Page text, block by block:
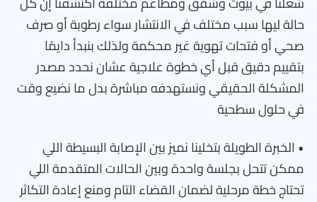
حالة ليها سبب مختلف في الانتشار سواء رطوبة أو صرف
صحي أو فتحات تهوية غير محكمة ولذلك بنبدأ دايمًا
بتقييم دقيق قبل أي خطوة علاجية عشان نحدد مصدر
المشكلة الحقيقي ونستهدفه مباشرة بدل ما نضيع وقت
في حلول سطحية
• الخبرة الطويلة بتخلينا نميز بين الإصابة البسيطة اللي
ممكن تتحل بجلسة واحدة وبين الحالات المتقدمة اللي
تحتاج خطة مرحلية لضمان القضاء التام ومنع إعادة التكاثر